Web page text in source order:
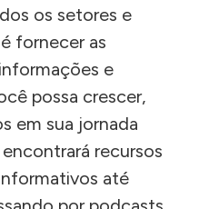
os setores e
fornecer as
e
possa crescer,
em sua jornada
recursos
até